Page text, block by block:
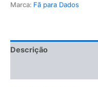
Marca: Fã para Dados
Descrição